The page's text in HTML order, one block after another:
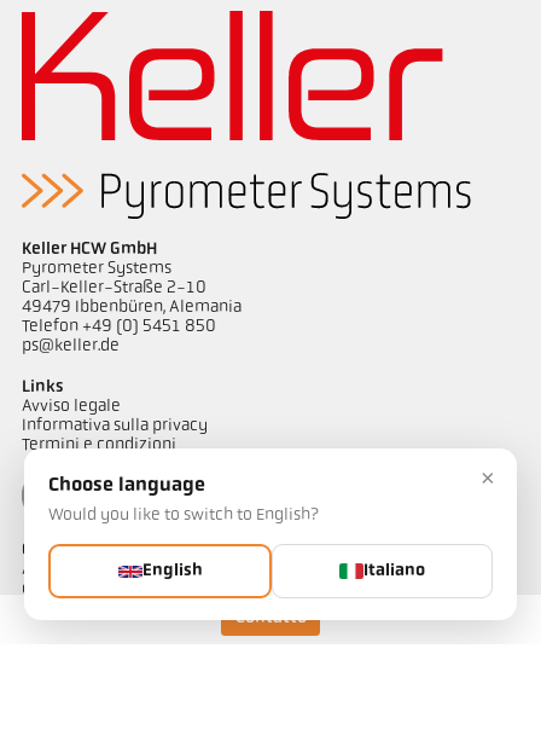
Contatto
Note applicativa Semiconductor industry
Keller HCW GmbH
Pyrometer Systems
Carl-Keller-Straße 2-10
49479 Ibbenbüren, Alemania
Telefon +49 (0) 5451 850
ps@keller.de
Links
Avviso legale
Informativa sulla privacy
Termini e condizioni
Contatto
Avete domande riguardo alle nostre soluzioni di misurazione
della temperatura? Il nostro team è a vostra disposizione per
×
Choose language
Would you like to switch to English?
English Italiano